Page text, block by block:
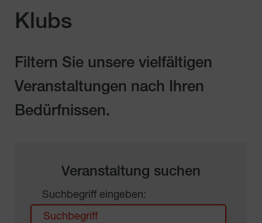
Klubs
Filtern Sie unsere vielfältigen
Veranstaltungen nach Ihren
Bedürfnissen.
Veranstaltung suchen
Suchbegriff eingeben: